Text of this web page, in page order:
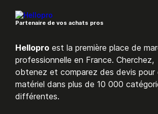
Partenaire de vos achats pros
Hellopro est la première place de
professionnelle en France. Cherchez,
obtenez et comparez des devis pour
matériel dans plus de 10 000
différentes.